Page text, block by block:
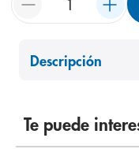
Descripción
Te puede
shampoo
8. panolini
desodorante